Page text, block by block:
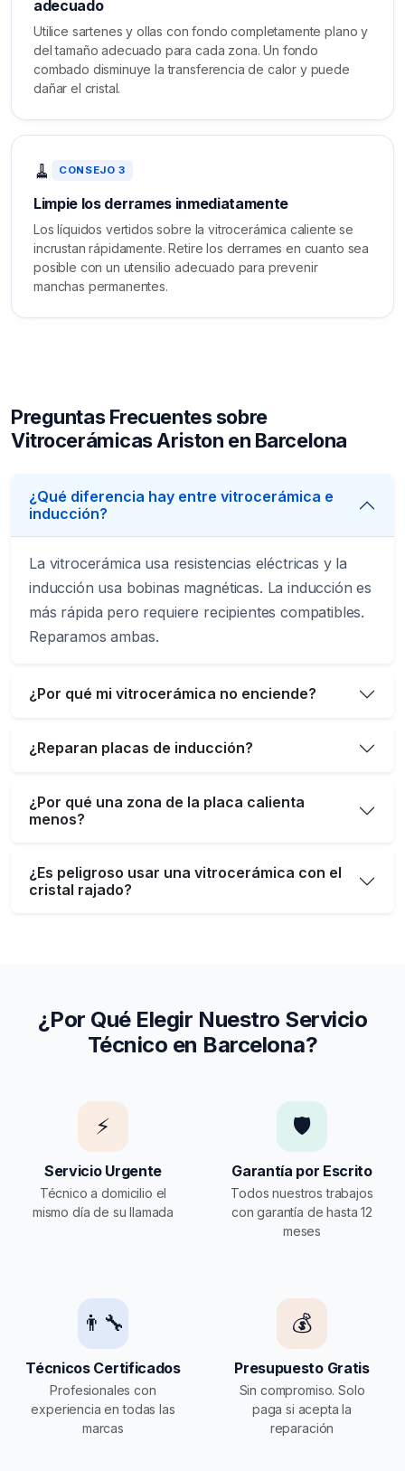
adecuado
Utilice sartenes y ollas con fondo completamente plano y
del tamaño adecuado para cada zona. Un fondo
combado disminuye la transferencia de calor y puede
dañar el cristal.
🧹 CONSEJO 3
Limpie los derrames inmediatamente
Los líquidos vertidos sobre la vitrocerámica caliente se
incrustan rápidamente. Retire los derrames en cuanto sea
posible con un utensilio adecuado para prevenir
manchas permanentes.
Preguntas Frecuentes sobre
Vitrocerámicas Ariston en Barcelona
¿Qué diferencia hay entre vitrocerámica e
inducción?
La vitrocerámica usa resistencias eléctricas y la
inducción usa bobinas magnéticas. La inducción es
más rápida pero requiere recipientes compatibles.
Reparamos ambas.
¿Por qué mi vitrocerámica no enciende?
¿Reparan placas de inducción?
¿Por qué una zona de la placa calienta
menos?
¿Es peligroso usar una vitrocerámica con el
cristal rajado?
¿Por Qué Elegir Nuestro Servicio
Técnico en Barcelona?
⚡
Servicio Urgente
Técnico a domicilio el
mismo día de su llamada
🛡️
Garantía por Escrito
Todos nuestros trabajos
con garantía de hasta 12
meses
👨‍🔧
Técnicos Certificados
Profesionales con
experiencia en todas las
marcas
💰
Presupuesto Gratis
Sin compromiso. Solo
paga si acepta la
reparación